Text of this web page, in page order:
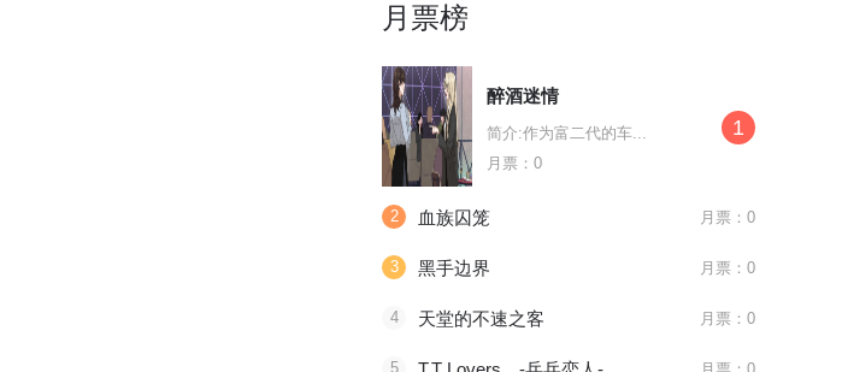
月票榜
醉酒迷情
简介:作为富二代的车...
月票：0
1
2 血族囚笼 月票：0
3 黑手边界 月票：0
4 天堂的不速之客 月票：0
5